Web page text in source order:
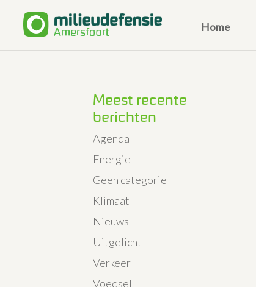
Home
Meest recente
berichten
Agenda
Energie
Geen categorie
Klimaat
Nieuws
Uitgelicht
Verkeer
Voedsel